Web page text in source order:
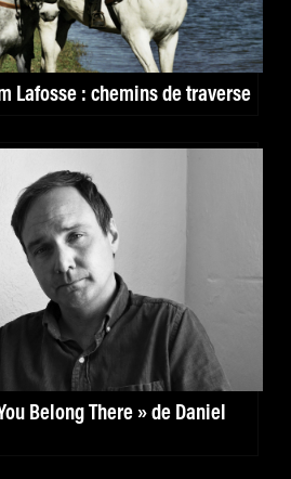
Lafosse : chemins de traverse
Belong There » de Daniel